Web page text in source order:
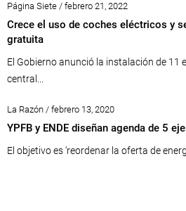
Página Siete / febrero 21, 2022
Crece el uso de coches eléctricos y
gratuita
El Gobierno anunció la instalación de 11
central...
La Razón / febrero 13, 2020
YPFB y ENDE diseñan agenda de 5
El objetivo es ‘reordenar la oferta de